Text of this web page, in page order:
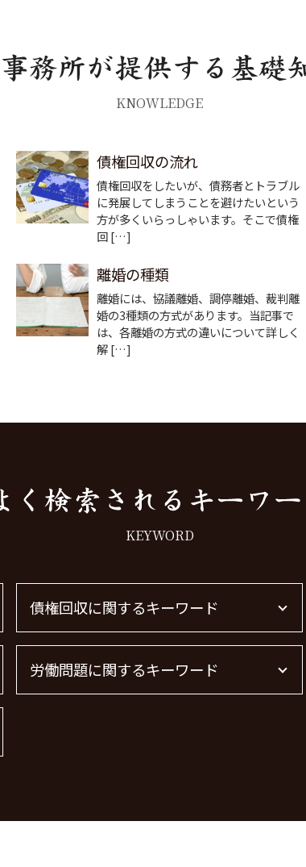
KNOWLEDGE
債権回収の流れ
債権回収をしたいが、債務者とトラブル
に発展してしまうことを避けたいという
方が多くいらっしゃいます。そこで債権
回 […]
離婚の種類
離婚には、協議離婚、調停離婚、裁判離
婚の3種類の方式があります。当記事で
は、各離婚の方式の違いについて詳しく
解 […]
KEYWORD
債権回収に関するキーワード
債権回収 弁護士 費用
売掛金 未回収
労働問題に関するキーワード